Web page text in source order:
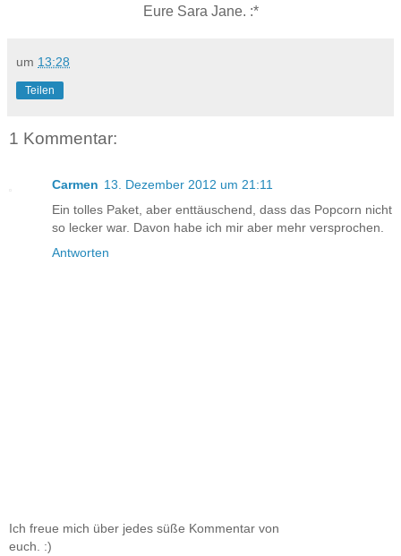
Eure Sara Jane. :*
um 13:28
Teilen
1 Kommentar:
Carmen 13. Dezember 2012 um 21:11
Ein tolles Paket, aber enttäuschend, dass das Popcorn nicht
so lecker war. Davon habe ich mir aber mehr versprochen.
Antworten
Ich freue mich über jedes süße Kommentar von
euch. :)